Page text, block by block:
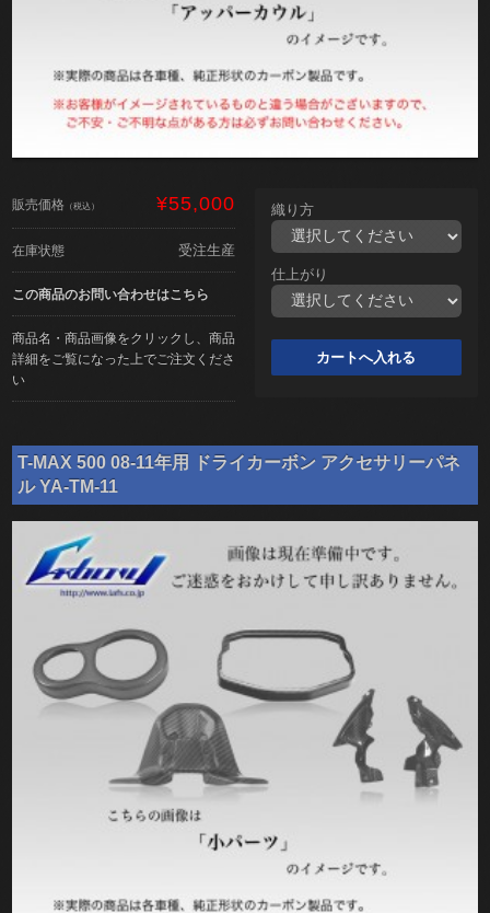
販売価格 （税込） ¥55,000
在庫状態 受注生産
この商品のお問い合わせはこちら
商品名・商品画像をクリックし、商品
詳細をご覧になった上でご注文くださ
い
織り方
仕上がり
T-MAX 500 08-11年用 ドライカーボン アクセサリーパネ
ル YA-TM-11